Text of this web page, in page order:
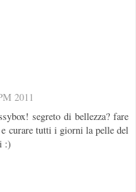
2011
segreto di bellezza? fare
curare tutti i giorni la pelle del
:)